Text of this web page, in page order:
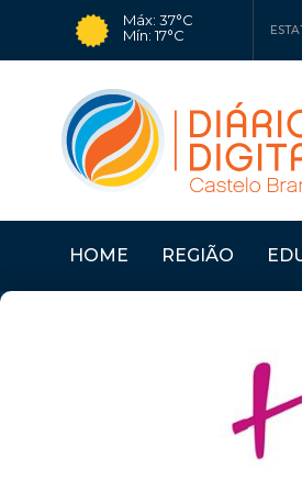
Máx: 37°C
Mín: 17°C
HOME REGIÃO